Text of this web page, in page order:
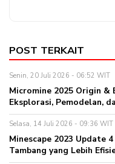
POST TERKAIT
Senin, 20 Juli 2026 - 06:52 WIT
Micromine 2025 Origin &
Eksplorasi, Pemodelan,
Selasa, 14 Juli 2026 - 09:36 WIT
Minescape 2023 Update
Tambang yang Lebih